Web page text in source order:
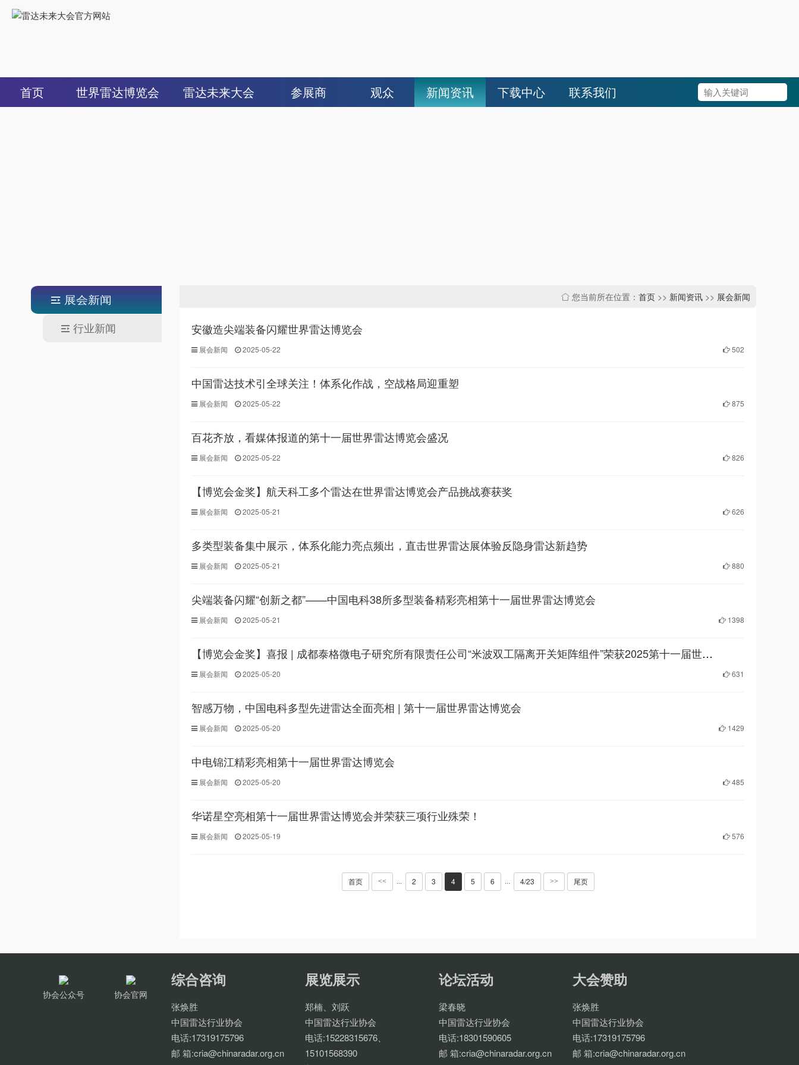
首页 世界雷达博览会 雷达未来大会 参展商 观众 新闻资讯 下载中心 联系我们
展会新闻
行业新闻
您当前所在位置： 首页 >> 新闻资讯 >> 展会新闻
安徽造尖端装备闪耀世界雷达博览会
展会新闻 2025-05-22 502
中国雷达技术引全球关注！体系化作战，空战格局迎重塑
展会新闻 2025-05-22 875
百花齐放，看媒体报道的第十一届世界雷达博览会盛况
展会新闻 2025-05-22 826
【博览会金奖】航天科工多个雷达在世界雷达博览会产品挑战赛获奖
展会新闻 2025-05-21 626
多类型装备集中展示，体系化能力亮点频出，直击世界雷达展体验反隐身雷达新趋势
展会新闻 2025-05-21 880
尖端装备闪耀“创新之都”——中国电科38所多型装备精彩亮相第十一届世界雷达博览会
展会新闻 2025-05-21 1398
【博览会金奖】喜报 | 成都泰格微电子研究所有限责任公司“米波双工隔离开关矩阵组件”荣获2025第十一届世界雷达博览会金奖
展会新闻 2025-05-20 631
智感万物，中国电科多型先进雷达全面亮相 | 第十一届世界雷达博览会
展会新闻 2025-05-20 1429
中电锦江精彩亮相第十一届世界雷达博览会
展会新闻 2025-05-20 485
华诺星空亮相第十一届世界雷达博览会并荣获三项行业殊荣！
展会新闻 2025-05-19 576
首页 << ··· 2 3 4 5 6 ··· 4/23 >> 尾页
协会官网
协会公众号
综合咨询
张焕胜
中国雷达行业协会
电话:17319175796
邮 箱:cria@chinaradar.org.cn
展览展示
郑楠、刘跃
中国雷达行业协会
电话:15228315676、
15101568390
论坛活动
梁春晓
中国雷达行业协会
电话:18301590605
邮 箱:cria@chinaradar.org.cn
大会赞助
张焕胜
中国雷达行业协会
电话:17319175796
邮 箱:cria@chinaradar.org.cn